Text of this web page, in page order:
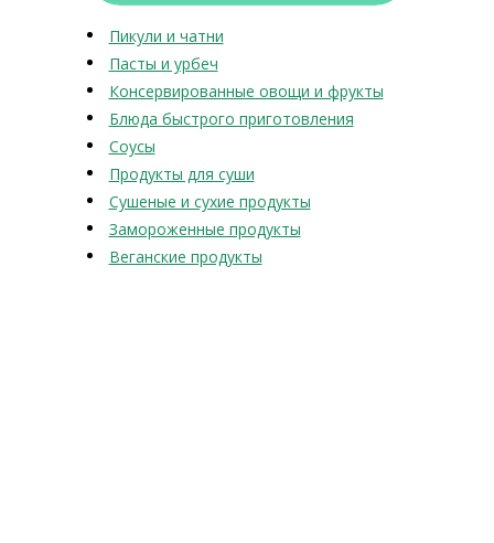
Пикули и чатни
Пасты и урбеч
Консервированные овощи и фрукты
Блюда быстрого приготовления
Соусы
Продукты для суши
Сушеные и сухие продукты
Замороженные продукты
Веганские продукты